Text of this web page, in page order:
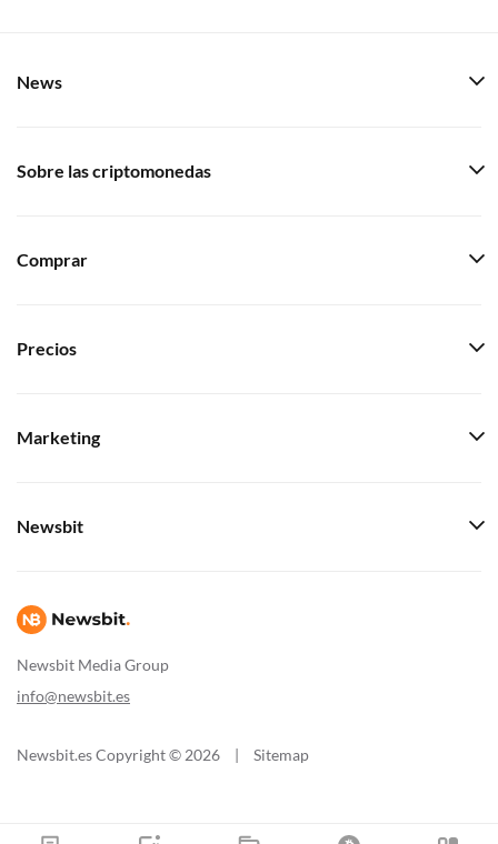
Newsbit Media Group
info@newsbit.es
News
Sobre las criptomonedas
Comprar
Precios
Marketing
Newsbit
Newsbit.es Copyright © 2026 | Sitemap